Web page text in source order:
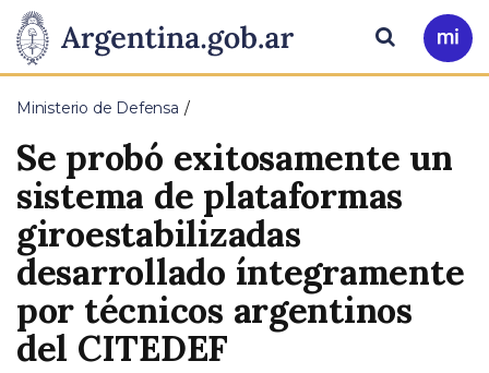
Presidencia
de
la
Nación
Pasar al contenido principal
Ir
a
Buscar
Ministerio de Defensa
Se probó exitosamente un
sistema de plataformas
giroestabilizadas
desarrollado íntegramente
por técnicos argentinos
del CITEDEF